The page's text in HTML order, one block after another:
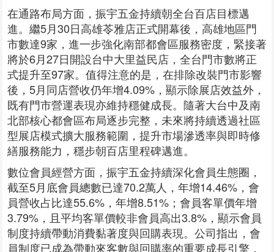
在通路布局方面，振宇五金持續朝全台百店目標邁
進。繼5月30日高雄苓雅店正式開幕後，高雄地區門
市數達9家，進一步強化南部都會區服務密度，緊接著
將於6月27日開設台中大里益民店，全台門市數將正
式提升至97家。值得注意的是，在排除改裝門市影響
後，5月同店營收仍年增4.09%，顯示除展店效益外，
既有門市營運表現亦維持穩健成長。隨著大台中及南
北部核心都會區布局逐步完整，未來將持續透過社區
型展店模式擴大服務範圍，提升市場滲透率與即時修
繕服務能力，穩步朝百店里程碑邁進。
數位會員經營方面，振宇五金持續深化會員生態圈，
截至5月底會員總數已達70.2萬人，年增14.46%，會
員營收占比達55.6%，年增8.51%；會員客單價年增
3.79%，且平均客單價較非會員高出3.8%，顯示會員
制度持續帶動消費黏著度與回購表現。公司指出，會
員制度已成為帶動來客數與回購率的重要成長引擎，